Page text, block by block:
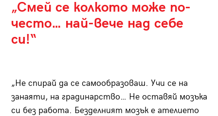
„Смей се колкото може по-
често… най-вече над себе
си!“
„Не спирай да се самообразоваш. Учи се на
занаяти, на градинарство… Не оставяй мозъка
си без работа. Безделният мозък е ателието